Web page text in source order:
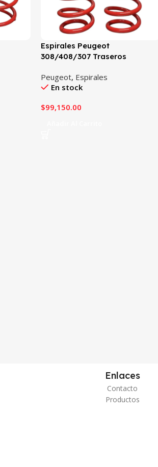
Espirales Peugeot
308/408/307 Traseros
Peugeot, Espirales
En stock
$99,150.00
Enlaces
Contacto
Productos